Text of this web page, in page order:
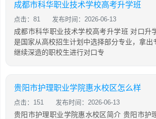
成都市科华职业技术学校高考升学班
点击：81 发布时间：2026-06-13
成都市科华职业技术学校高考升学班 对口升
是国家从高校招生计划中选择部分专业，拿出
继续深造的职校生进行对口专
贵阳市护理职业学院惠水校区怎么样
点击：151 发布时间：2026-06-13
贵阳市护理职业学院惠水校区简介 贵阳市护